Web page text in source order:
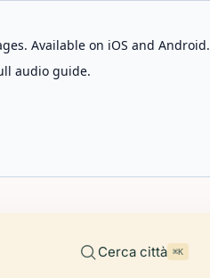
Available on iOS and Android.
audio guide.
Cerca città ⌘K